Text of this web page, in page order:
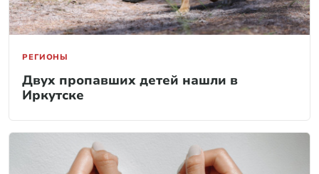
РЕГИОНЫ
Двух пропавших детей нашли в
Иркутске